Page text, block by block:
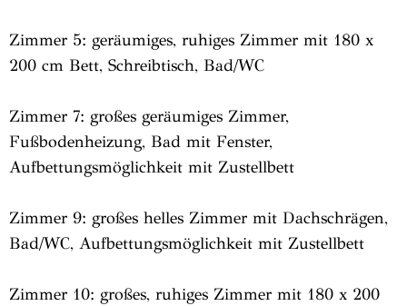
Zimmer 5: geräumiges, ruhiges Zimmer mit 180 x
200 cm Bett, Schreibtisch, Bad/WC
Zimmer 7: großes geräumiges Zimmer,
Fußbodenheizung, Bad mit Fenster,
Aufbettungsmöglichkeit mit Zustellbett
Zimmer 9: großes helles Zimmer mit Dachschrägen,
Bad/WC, Aufbettungsmöglichkeit mit Zustellbett
Zimmer 10: großes, ruhiges Zimmer mit 180 x 200